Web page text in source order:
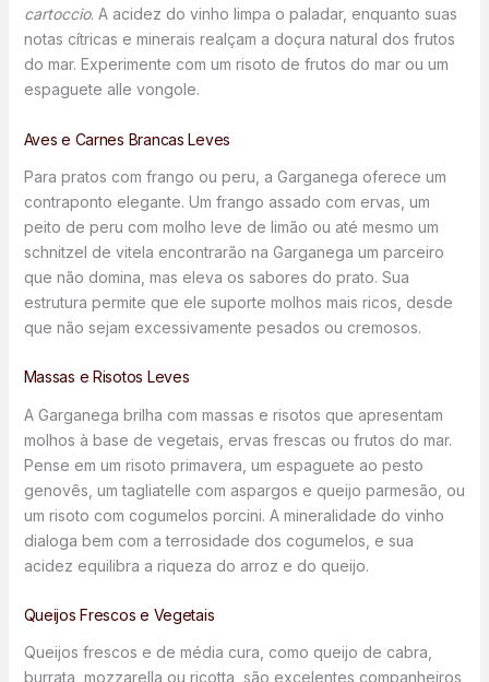
cartoccio. A acidez do vinho limpa o paladar, enquanto suas
notas cítricas e minerais realçam a doçura natural dos frutos
do mar. Experimente com um risoto de frutos do mar ou um
espaguete alle vongole.
Aves e Carnes Brancas Leves
Para pratos com frango ou peru, a Garganega oferece um
contraponto elegante. Um frango assado com ervas, um
peito de peru com molho leve de limão ou até mesmo um
schnitzel de vitela encontrarão na Garganega um parceiro
que não domina, mas eleva os sabores do prato. Sua
estrutura permite que ele suporte molhos mais ricos, desde
que não sejam excessivamente pesados ou cremosos.
Massas e Risotos Leves
A Garganega brilha com massas e risotos que apresentam
molhos à base de vegetais, ervas frescas ou frutos do mar.
Pense em um risoto primavera, um espaguete ao pesto
genovês, um tagliatelle com aspargos e queijo parmesão, ou
um risoto com cogumelos porcini. A mineralidade do vinho
dialoga bem com a terrosidade dos cogumelos, e sua
acidez equilibra a riqueza do arroz e do queijo.
Queijos Frescos e Vegetais
Queijos frescos e de média cura, como queijo de cabra,
burrata, mozzarella ou ricotta, são excelentes companheiros